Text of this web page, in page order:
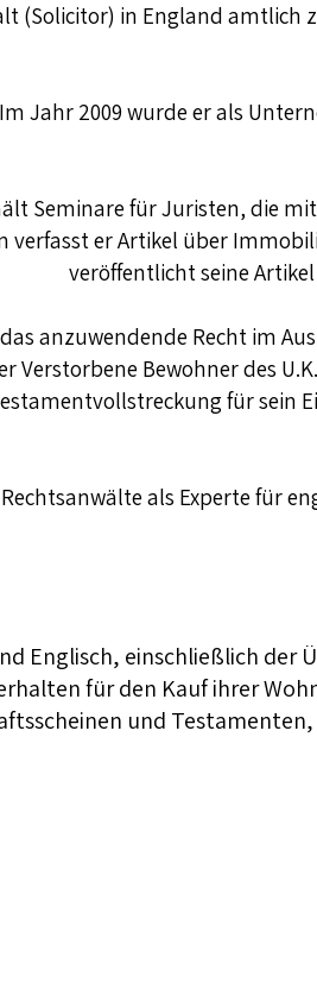
(Solicitor) in England
Im Jahr 2009 wurde er als
Seminare für Juristen, die
verfasst er Artikel über
veröffentlicht seine
anzuwendende Recht im
Bewohner des
für sein
als Experte für
Englisch, einschließlich der
für den Kauf ihrer
und